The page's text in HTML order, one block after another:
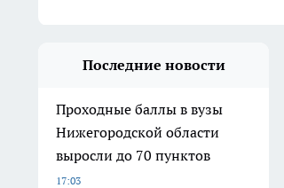
Последние новости
Проходные баллы в вузы
Нижегородской области
выросли до 70 пунктов
17:03